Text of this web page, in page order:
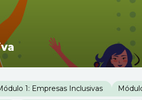
1: Empresas Inclusivas